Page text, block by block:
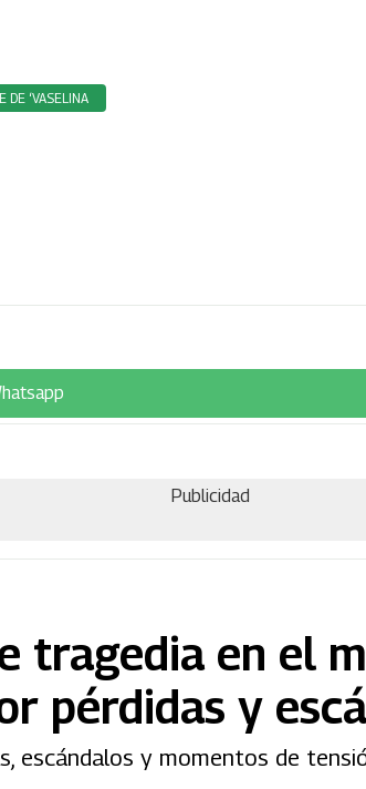
DE ‘VASELINA
Publicidad
tragedia en el
pérdidas y
escándalos y momentos de